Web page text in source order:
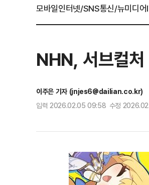
모바일인터넷/SNS통신/뉴미디어
NHN, 서브컬
이주은 기자 (jnjes6@dailian.co.kr)
입력 2026.02.05 09:58 수정